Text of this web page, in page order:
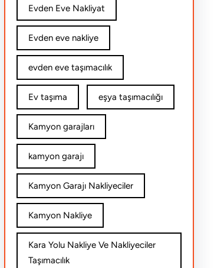
Evden Eve Nakliyat
Evden eve nakliye
evden eve taşımacılık
Ev taşıma eşya taşımacılığı
Kamyon garajları
kamyon garajı
Kamyon Garajı Nakliyeciler
Kamyon Nakliye
Kara Yolu Nakliye Ve Nakliyeciler
Taşımacılık